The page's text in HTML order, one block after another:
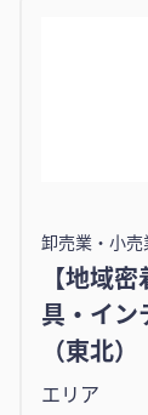
卸売業・小売
【地域
具・イン
（東北）
エリア